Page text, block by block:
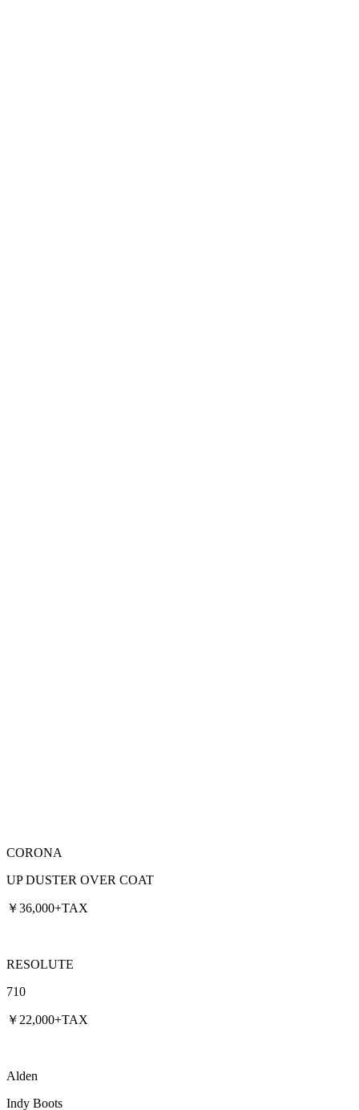
CORONA
UP DUSTER OVER COAT
￥36,000+TAX
RESOLUTE
710
￥22,000+TAX
Alden
Indy Boots